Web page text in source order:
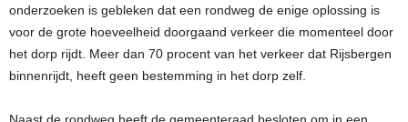
onderzoeken is gebleken dat een rondweg de enige oplossing is
voor de grote hoeveelheid doorgaand verkeer die momenteel door
het dorp rijdt. Meer dan 70 procent van het verkeer dat Rijsbergen
binnenrijdt, heeft geen bestemming in het dorp zelf.